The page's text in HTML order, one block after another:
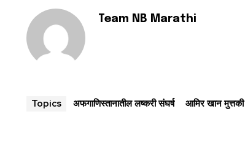
Team NB Marathi
Topics अफगाणिस्तानातील लष्करी संघर्ष आमिर खान मुत्तकी